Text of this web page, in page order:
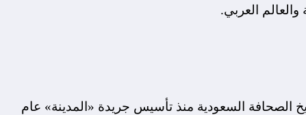
العربي.
الصحافة السعودية منذ تأسيس جريدة «المدينة» عام